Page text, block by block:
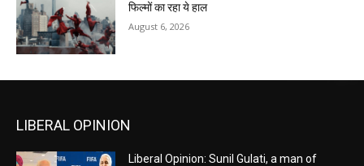
फिल्मों का रहा ये हाल
August 6, 2026
LIBERAL OPINION
Liberal Opinion: Sunil Gulati, a man of